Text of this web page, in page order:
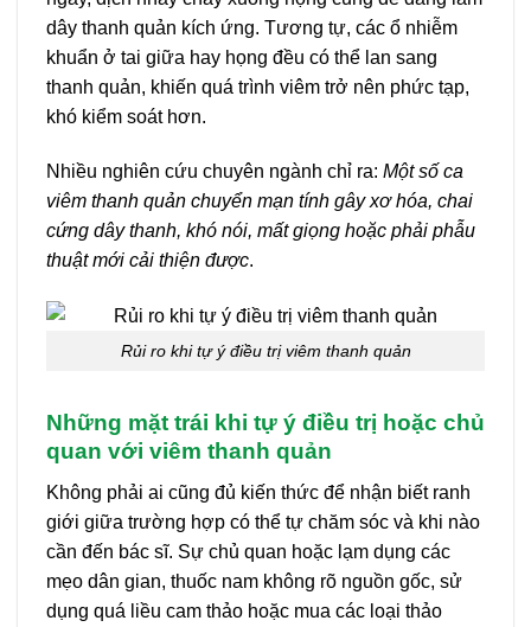
dây thanh quản kích ứng. Tương tự, các ổ nhiễm
khuẩn ở tai giữa hay họng đều có thể lan sang
thanh quản, khiến quá trình viêm trở nên phức tạp,
khó kiểm soát hơn.
Nhiều nghiên cứu chuyên ngành chỉ ra: Một số ca
viêm thanh quản chuyển mạn tính gây xơ hóa, chai
cứng dây thanh, khó nói, mất giọng hoặc phải phẫu
thuật mới cải thiện được.
Rủi ro khi tự ý điều trị viêm thanh quản
Những mặt trái khi tự ý điều trị hoặc chủ
quan với viêm thanh quản
Không phải ai cũng đủ kiến thức để nhận biết ranh
giới giữa trường hợp có thể tự chăm sóc và khi nào
cần đến bác sĩ. Sự chủ quan hoặc lạm dụng các
mẹo dân gian, thuốc nam không rõ nguồn gốc, sử
dụng quá liều cam thảo hoặc mua các loại thảo